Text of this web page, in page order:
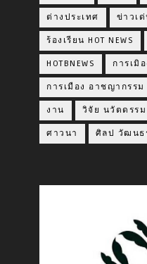
ต่างประเทศ ข่าวเ
ร้องเรียน HOT NEWS
HOTBNEWS การเมิอ
การเมือง อาชญากรรม
งาน วิจัย นวัตดรรม
ศาวนา ศิลป วัฒนธ